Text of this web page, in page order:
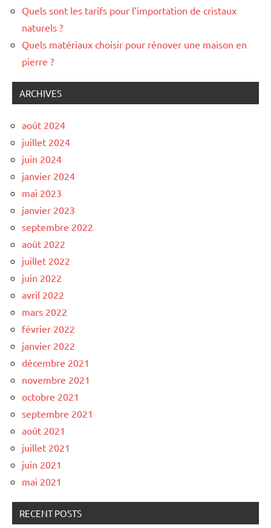
Quels sont les tarifs pour l’importation de cristaux
naturels ?
Quels matériaux choisir pour rénover une maison en
pierre ?
ARCHIVES
août 2024
juillet 2024
juin 2024
janvier 2024
mai 2023
janvier 2023
septembre 2022
août 2022
juillet 2022
juin 2022
avril 2022
mars 2022
février 2022
janvier 2022
décembre 2021
novembre 2021
octobre 2021
septembre 2021
août 2021
juillet 2021
juin 2021
mai 2021
RECENT POSTS